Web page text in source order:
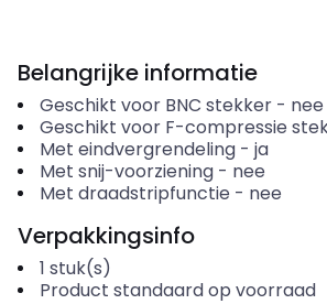
Belangrijke informatie
Geschikt voor BNC stekker- nee
Geschikt voor F-compressie
Met eindvergrendeling- ja
Met snij-voorziening- nee
Met draadstripfunctie - nee
Verpakkingsinfo
1 stuk(s)
Product standaard op voorraad